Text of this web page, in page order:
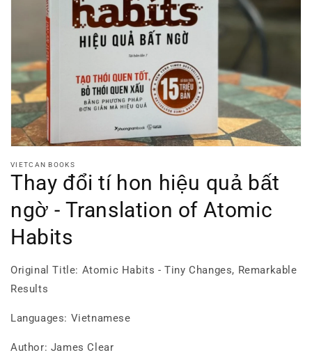
Open
media
1
in
gallery
VIETCAN BOOKS
Thay đổi tí hon hiệu quả bất
ngờ - Translation of Atomic
Habits
Original Title: Atomic Habits - Tiny Changes, Remarkable
Results
Languages: Vietnamese
Author: James Clear